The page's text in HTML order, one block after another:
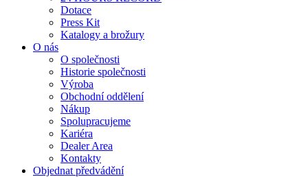
Dotace
Press Kit
Katalogy a brožury
O nás
O společnosti
Historie společnosti
Výroba
Obchodní oddělení
Nákup
Spolupracujeme
Kariéra
Dealer Area
Kontakty
Objednat předvádění